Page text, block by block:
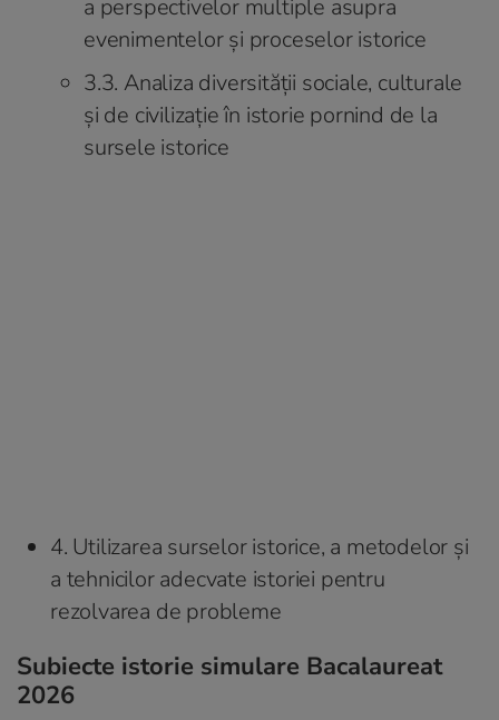
a perspectivelor multiple asupra
evenimentelor şi proceselor istorice
3.3. Analiza diversităţii sociale, culturale
şi de civilizaţie în istorie pornind de la
sursele istorice
4. Utilizarea surselor istorice, a metodelor şi
a tehnicilor adecvate istoriei pentru
rezolvarea de probleme
Subiecte istorie simulare Bacalaureat
2026